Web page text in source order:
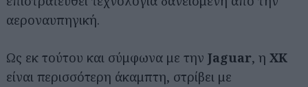
αεροναυπηγική.
Ως εκ τούτου και σύμφωνα με την Jaguar, η XK
είναι περισσότερη άκαμπτη, στρίβει με